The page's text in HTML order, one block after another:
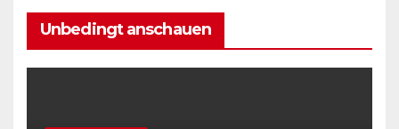
Unbedingt anschauen